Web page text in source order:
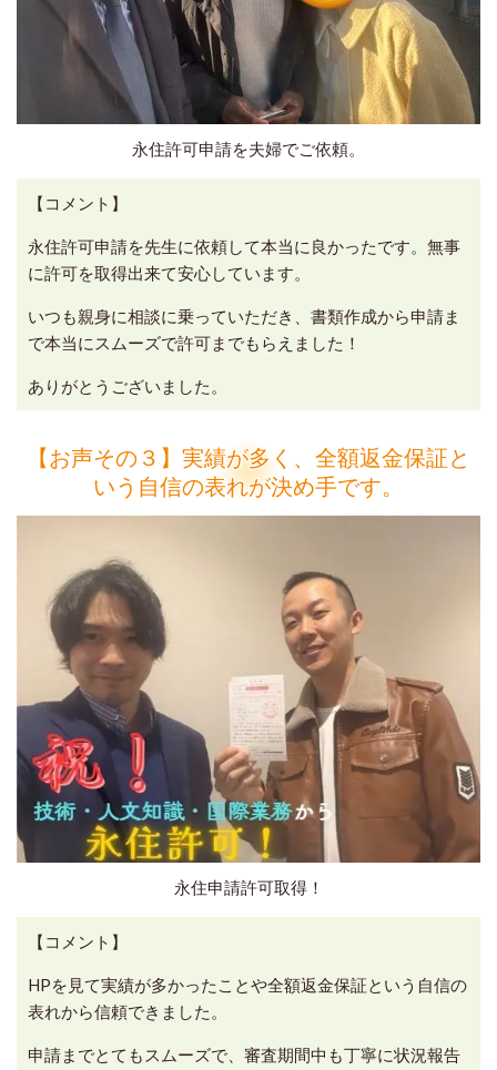
永住許可申請を夫婦でご依頼。
【コメント】
永住許可申請を先生に依頼して本当に良かったです。無事
に許可を取得出来て安心しています。
いつも親身に相談に乗っていただき、書類作成から申請ま
で本当にスムーズで許可までもらえました！
ありがとうございました。
【お声その３】実績が多く、全額返金保証と
いう自信の表れが決め手です。
永住申請許可取得！
【コメント】
HPを見て実績が多かったことや全額返金保証という自信の
表れから信頼できました。
申請までとてもスムーズで、審査期間中も丁寧に状況報告